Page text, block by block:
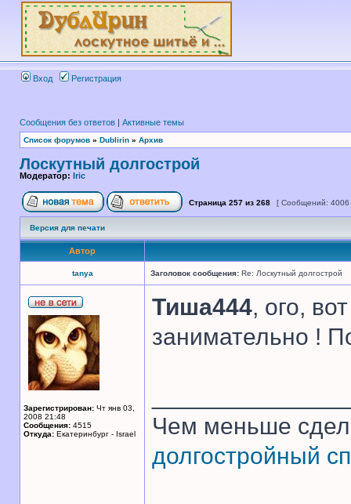
Вход Регистрация
Сообщения без ответов | Активные темы
Список форумов » Dublirin » Архив
Лоскутный долгострой
Модератор: Iric
Страница 257 из 268 [ Сообщений:
Версия для печати
Автор
tanya Заголовок сообщения: Re: Лоскутный долгострой
Зарегистрирован: Чт янв 03,
2008 21:48
Сообщения: 4515
Откуда: Екатеринбург - Israel
Тиша444, ого,
занимательно !
Чем меньше
долгостройный